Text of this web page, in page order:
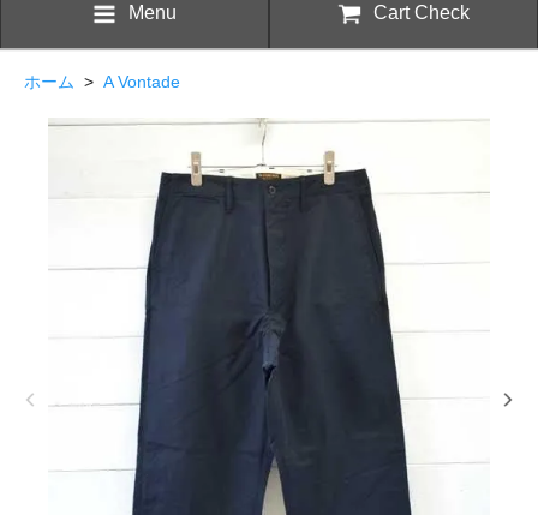
Menu Cart Check
ホーム > A Vontade